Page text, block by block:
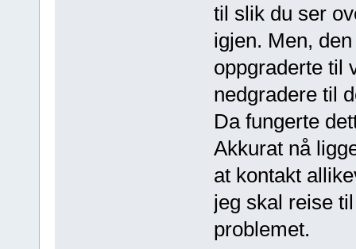
til slik du ser
igjen. Men,
oppgraderte til
nedgradere til
Da fungerte
Akkurat nå
at kontakt
jeg skal reise
problemet.